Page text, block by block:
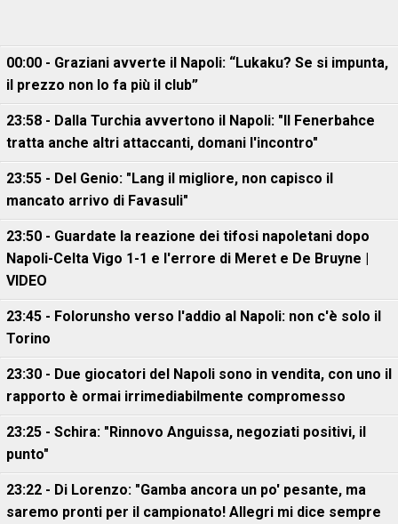
00:00 - Graziani avverte il Napoli: “Lukaku? Se si impunta,
il prezzo non lo fa più il club”
23:58 - Dalla Turchia avvertono il Napoli: "Il Fenerbahce
tratta anche altri attaccanti, domani l'incontro"
23:55 - Del Genio: "Lang il migliore, non capisco il
mancato arrivo di Favasuli"
23:50 - Guardate la reazione dei tifosi napoletani dopo
Napoli-Celta Vigo 1-1 e l'errore di Meret e De Bruyne |
VIDEO
23:45 - Folorunsho verso l'addio al Napoli: non c'è solo il
Torino
23:30 - Due giocatori del Napoli sono in vendita, con uno il
rapporto è ormai irrimediabilmente compromesso
23:25 - Schira: "Rinnovo Anguissa, negoziati positivi, il
punto"
23:22 - Di Lorenzo: "Gamba ancora un po' pesante, ma
saremo pronti per il campionato! Allegri mi dice sempre